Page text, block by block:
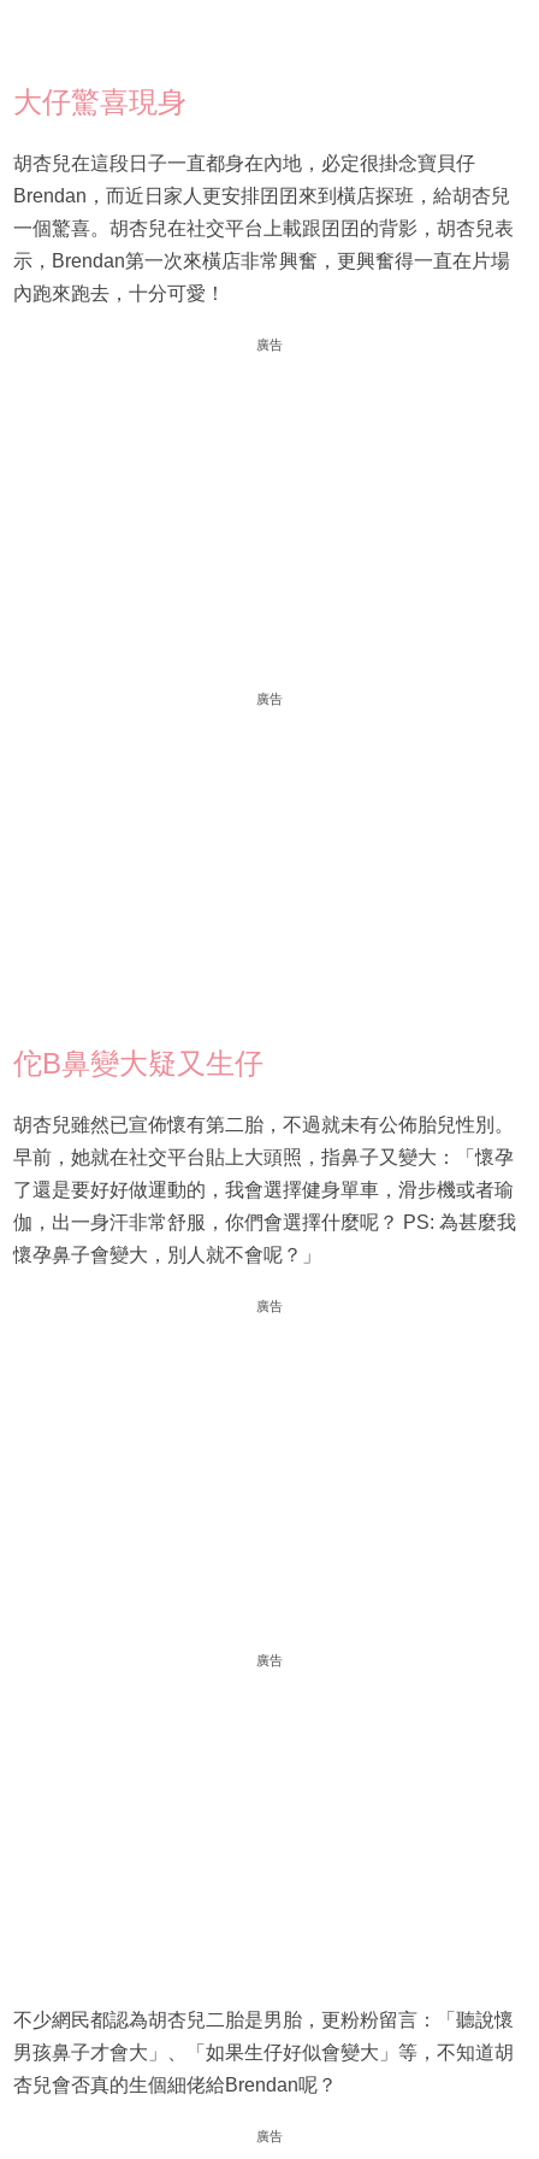
大仔驚喜現身
胡杏兒在這段日子一直都身在內地，必定很掛念寶貝仔
Brendan，而近日家人更安排囝囝來到橫店探班，給胡杏兒
一個驚喜。胡杏兒在社交平台上載跟囝囝的背影，胡杏兒表
示，Brendan第一次來橫店非常興奮，更興奮得一直在片場
內跑來跑去，十分可愛！
廣告
廣告
佗B鼻變大疑又生仔
胡杏兒雖然已宣佈懷有第二胎，不過就未有公佈胎兒性別。
早前，她就在社交平台貼上大頭照，指鼻子又變大：「懷孕
了還是要好好做運動的，我會選擇健身單車，滑步機或者瑜
伽，出一身汗非常舒服，你們會選擇什麼呢？ PS: 為甚麼我
懷孕鼻子會變大，別人就不會呢？」
廣告
廣告
不少網民都認為胡杏兒二胎是男胎，更粉粉留言：「聽說懷
男孩鼻子才會大」、「如果生仔好似會變大」等，不知道胡
杏兒會否真的生個細佬給Brendan呢？
廣告